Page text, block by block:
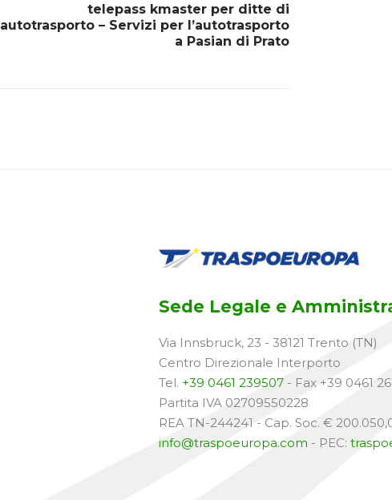
telepass kmaster per ditte di
autotrasporto – Servizi per l’autotrasporto
a Pasian di Prato
Sede Legale e
Via Innsbruck, 23 - 38121 Trento (TN)
Centro Direzionale Interporto
Tel. +39 0461 239507 - Fax +39 0461
Partita IVA 02709550228
REA TN-244241 - Cap. Soc. €
info@traspoeuropa.com - PEC: